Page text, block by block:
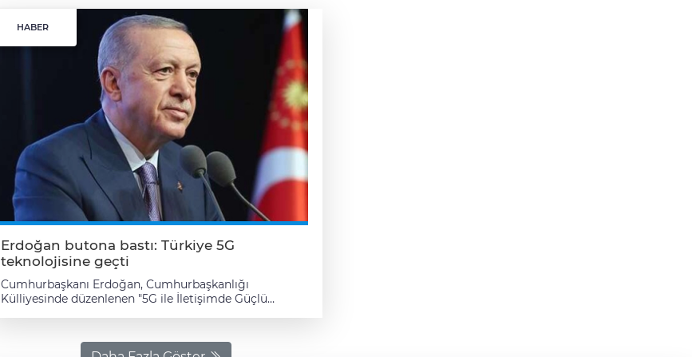
HABER
Erdoğan butona bastı: Türkiye 5G
teknolojisine geçti
Cumhurbaşkanı Erdoğan, Cumhurbaşkanlığı Külliyesinde düzenlenen "5G ile İletişimde Güçlü Türkiye Programı"na katıldı. Törende Cumhurbaşkanı Erdoğan'ın tablet ekranından butona basmasıyla Türkiye'de 5G teknolojisine geçildi. Törende konuşan Erdoğan, "Ülkemizin önünde iletişimin yanı sıra ulaştırmadan sağlığa, tarımdan üretime, ekonomiden eğitime geniş bir alanda yepyeni bir sayfa açacak 5G teknolojisinin bir kez daha hayırlı, uğurlu olmasını diliyorum" ifadelerini kullandı. "Yakın çevremizde meydana gelen savaş ve çatışmalar, siber güvenliğin önemini hepimize bir kez daha göstermiştir" Siber dünyanın öneminin artık dünyada da daha iyi anlaşıldığını söyleyen Cumhurbaşkanı Erdoğan, "Günümüz dünyasında egemenlik coğrafya temelli fiziki ve sadece belirli bir toprak parçası ile sınırlı olmaktan çıkmıştır. Küresel güç rekabetinin sertleştiği bu dönemde, teknoloji ve dijitalleşme alanında meydana gelen baş döndürücü gelişmeler klasik anlamdaki egemenlik mefhumunu aşındırmıştır. Artık güçlü olmak, caydırıcı olmak, dünyada söz, etki ve itibar sahibi olmak istiyorsanız, bir defa siber uzay çalışmalarınızı hızlandırmak, siber güvenlik tedbirlerinizi almak, siber teknolojinizi geliştirmek zorundasınız. Verilerin toplanması, işlenmesi, analiz edilmesi, katma değere dönüştürülmesi ve en önemlisi veri güvenliğinin temin edilmesi bu süreçte kritik bir rol oynamaktadır. Özellikle son dönemde Lübnan, Gazze ve İran başta olmak üzere yakın çevremizde meydana gelen savaş ve çatışmalar, siber güvenliğin önemini hepimize bir kez daha göstermiştir" ifadelerine yer verdi. "Siber vatanınızı ve bunun ayrılmaz parçası olan verilerinizi koruyamıyorsanız, egemenliğinizde çok ciddi zafiyet var demektir" 5G'nin milli mesele olduğuna dikkati çeken Erdoğan, "Şurası tartışılmayacak kadar ortadadır: İçinde bulunduğumuz veri çağında siyasi istikrar, ekonomik bağımsızlık, askeri caydırıcılık ve dijital egemenlik birbirinden ayrı değildir, tam tersine bunlar birbirinin tamamlayıcı, eskilerin ifadesiyle mütemmim cüzüdür. Sınırlarınızı kontrol ettiğiniz ölçüde hava sahanızı kontrol edemiyorsanız, hava sahanızı koruduğunuz ölçüde siber vatanınızı ve bunun ayrılmaz parçası olan verilerinizi koruyamıyorsanız, egemenliğinizde çok ciddi zafiyet var demektir. Dijital çağda jeopolitik üstünlüğün belirleyici aktörü sadece toprağı kontrol edenle değil, bununla birlikte veriyi yönetenler de olacaktır. Bu bakımdan 5G'nin veri merkezleri, bulut altyapıları, yapay zeka ve siber güvenlik kapasitesiyle birlikte düşünüldüğünde dijital egemenlik ve milli güvenlik meselesi olduğu son derece açıktır" diye konuştu. "Güçlü bir siber güvenlik mimarisi oluşturmak için ne gerekiyorsa yaptık" Son 23 yılda dijital alanda da gelişmeye devam ettiklerini belirten ve bu alanda yapılan bazı hizmetleri sıralayan Cumhurbaşkanı Erdoğan, "Dijital dönüşümde attığımız stratejik adımlarla ülkemizi bu alanda parmakla gösterilen seviyelere çıkardık. Bu süreçte bir yandan dijital hız ve kapasitemizi artırırken, diğer yandan güçlü bir siber güvenlik mimarisi oluşturmak için ne gerekiyorsa yaptık. 2002'de 81 bin kilometre olan fiber hat uzunluğumuzu 2025 yılının 3. çeyreği itibariyle 657 bin kilometreye ulaştırdık. Aynı dönemde geniş bant internet abone sayımızı 3 binden 98 milyona, mobil telefon abone sayımızı ise 23 milyondan alıp neredeyse 100 milyona çıkardık. 55 milyona aşkın vatandaşımız bugün güvenli internet hizmetlerini kullanıyor. Hali hazırda Türkiye'de mobil ve sabit hatlardan 82 milyar dakika konuşma trafiği gerçekleşiyor. Aylık ortalama 494 dakika mobil kullanım süresiyle Avrupa'da birinci sıradayız. Geçtiğimiz sene kurduğumuz Siber Güvenlik Başkanlığımız, haberleşme sistemlerimizin güvenliğini sağlamak, kritik altyapılarımızı korumak ve siber tehditlere karşı etkin bir savunma mekanizması oluşturmak üzere çalışmalarını sürdürüyor. Aynı şekilde emniyet birimlerimiz, istihbarat teşkilatımız ve ilgili tüm kurumlarımız da her senaryoya hazırlıklı bir şekilde kendi önlem, aksiyon ve karşı koyma planlarını başarıyla planlayıp hayata geçiriyor" açıklamasında bulundu. "Önümüze konulan bentleri yıkarak her alanda gümbür gümbür geliyor, destanlaşıyor, yeni ve güçlü Türkiye'yi adım adım inşa ediyoruz" Siber güvenliğe sadece tehditler karşısında gösterilen bir tepki değil, ulusal güvenliğin ayrılmaz bir parçası olarak baktıklarını söyleyen Erdoğan şöyle devam etti: "Yabancı menşeli anlık mesajlaşma ve arama uygulamalarının özellikle Gazze soykırımından beri çeşitli tartışmalara konu olduğu görülüyor, biz de bu tartışmaları çok yakından takip ediyoruz. Devlet kurumlarına ait veriler güvenliğini özellikle güçlendirme noktasında ilave tedbirleri önümüzdeki dönemde peyderpey devreye alacağız. Kıymetli dostlar; bakınız geçmişte teknolojik gelişmeleri yalnızca takip eden, çağa ayak uydurma kaygısından öteye geçemeyen bir Türkiye vardı. Yeni teknolojileri tribünden izleyen, başkalarına imrenen, öz kaynaklarını değerlendiremeyen bir Türkiye vardı. Başörtüsü, saç, sakal, kılık kıyafet gibi meselelerle uğraşmaktan dünyada olup bitenleri takip edemeyen bir Türkiye vardı. Yıllarca Türkiye'nin özellikle belli alanlarda geri kalmışlığını, bu milletin inanç değerlerine, kültür kodlarına, insanımızın giydiği kıyafete bağladılar. Yaklaşık 6 asır boyunca cihana nizam vermiş bir ecdadın torunları olarak, bu kötü gidişe, bu atalete, bu ideolojik bağnazlığa biz itiraz ettik. Biz yapamayız, biz beceremeyiz diyen özgüven yoksunlarına kulak asmadan, bu milletin evlatlarına, bu ülkenin parlak beyinlerine inanarak teknolojide tam bir seferberlik ilan ettik, çalışmalarımızın meyvelerini de hamdolsun kısa sürede toplamayı bildik. Bugün geldiğimiz noktada hem kendi teknolojimizi üretiyoruz, hem yeniliklere öncülük ediyor, hem de sahip olduğumuz teknolojiyi dünyanın birçok ülkesine ihraç ediyoruz. İlk yerli ve milli haberleşme uydumuz Türksat-6A'yı ayı 2024'te uzaya fırlattık, 2025'te resmen hizmete aldık ve böylece dünyada kendi uydusunu üretebilen 11 ülkeden biri olmayı başardık. Savunma sanayi başta olmak üzere teknolojik imkan ve kabiliyetlerin belirleyici olduğu tüm sektörlerde çağa ufuk çiziyor, yön tayin ediyoruz. Ar-ge'den seri üretime, kendi ürün ve yazılımlarımızla, kendi tesis ve mühendislerimizle yeni dünyanın semalarında kutup yıldızı gibi parlıyoruz. Avrupa ve Amerika dahil pek çok yerde gençler daha kendi ülkelerinin haritadaki yerini gösteremezken, ayak sesleri yalnızca Türkiye'yi değil, kıtaları inleten TEKNOFEST gençliği yeni projelerle, yeni tekliflerle dünyaya rol model oluyor. Velhasıl önümüze konulan bentleri yıkarak her alanda gümbür gümbür geliyor, destanlaşıyor, yeni ve güçlü Türkiye'yi adım adım inşa ediyoruz." "İşletmecilerimiz yıllara göre artacak şekilde ilk etapta yüzde 60 oranın Yerli Malı Belgeli ürün, yüzde 30 oranında milli haberleşme ürününü kullanacak" Başlangıçta 81 il merkezinde devreye alınacak olan 5G'yi 2 sene içinde Türkiye'nin her karışında hizmete sunacaklarını belirten Erdoğan, "Şebeke altyapımızda mümkün olan en yüksek seviyede yerli ve milli ürün kullanımını hedefliyoruz. İşletmecilerimiz yıllara göre artacak şekilde ilk etapta yüzde 60 oranın Yerli Malı Belgeli ürün, yüzde 30 oranında milli haberleşme ürününü kullanacak. Devamında bu rakamlar peyderpey arttırılabilecek" dedi. 5G'ye geçilmesinin ardından gerçekleşecek kazanımlardan bazılarını sıralayan Erdoğan şu ifadeleri kullandı: "Beşinci nesil mobil haberleşme altyapısı, yüksek hız, düşük gecikme süresi ve geniş bağlantı kapasitesi olmak üzere 3 ana özelliğiyle öne çıkıyor. 5G sanayide 2 gigabit veri aktarımıyla bir önceki nesle oranla 10 kata kadar daha yüksek veri hızına ulaşıyor, yani iletişim hızımız tam 10 kat artıyor. 4,5 veya 4-5G'de ortalama 30-40 milisaniye olan gecikme süresi 5G ile 1 milisaniyeye kadar düşüyor. Son olarak daha önce binlerle ifade edilen eşzamanlı bağlantı kapasitesi 5G ile milyonlarca cihaza erişiyor. Nesnelerin internetini çok daha verimli ve süratli hale getirecek bu sistemle kilometrekare başına milyonlarca cihaz aynı anda kesintisiz ve güvenli biçimde birbiriyle irtibat kurabilecek. 5G'yi diğerlerinden ayıran bir diğer önemli ayrıntı da, bulut tabanlı ve yazılım odaklı çekirdek mimarisidir. Bu özellikle şebekeyi daha esnek, daha akıllı ve ihtiyaca göre şekillenebilen bir yapıya kavuşturuyor. 5G ile birlikte iletişimin sadece hızlanmakla kalmadığı, aynı zamanda bütünüyle şekil değiştirdiği bir dönemin kapılarını aralıyoruz. Vatandaşlarımız internet kullanımında saniyede 1 megabit ve üzeri hızlarla tanışacak. Sabit internetin ulaşamadığı yerlerde sabit kablosuz erişim sayesinde fiber hızına yakın bir deneyim sunulacak. Aynı fiziksel altyapı üzerinde farklı sektörlere ait sanal ağlar kurulabilecek. Böylelikle sağlık, üretim, lojistik ve güvenlik gibi birbirinden farklı alanlarda ihtiyaca özel hizmetler verilebilecek. Kurumlar, kendi yerleşkeleri veya tesisleri içinde kendilerine özel, güvenli ve düşük gecikmeli şebekeler kullanabilecek. Verinin merkeze gitmeden kaynağa en yakın noktada işlenmesi mümkün olacağı için karar alma ve tepki verme süreleri ciddi şekilde kısalacak. Diğer taraftan, mobil iletişimde ve dijital hizmetlerde bekleme süreleri azalırken, gigabit hızları artacak, evde, işte veya hareket halindeyken daha güçlü ve kesintisiz bir bağlantı standardı oluşacak. Gerçek zamanlı bağlantı gerektiren uygulamalar daha stabil çalışacak." "Hastaların durumu mesafe engeline takılmadan anlık şekilde ve uzaktan izlenebilecek" Uzaktan hizmetin de 5G ile çok daha verimli olacağını dile getiren Cumhurbaşkanı Erdoğan, "Sağlıkta uzaktan müdahale imkânları gelişecek, gerçek zamanlı görüntü aktarımı ve kritik sistemlerin eşzamanlı çalışması yaygınlaşacak. Ultra düşük gecikme kapasitesi sayesinde örneğin bir doktor hastasını yüzlerce kilometre öteden ameliyat edebilecek, hastaların durumu mesafe engeline takılmadan anlık şekilde ve uzaktan izlenebilecek. Ulaşımda araçlar, altyapı ve trafik sistemleri anlık veri paylaşabilecek. Böylece yollar daha güvenli olacak. Can kayıpları inşallah